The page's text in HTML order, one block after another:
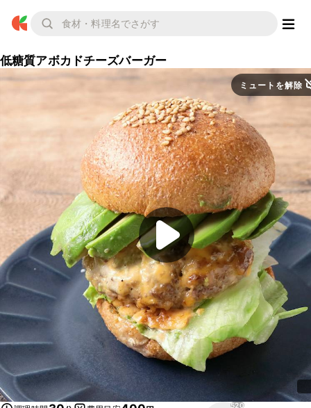
低糖質アボカドチーズバーガー
ミュートを解除
520